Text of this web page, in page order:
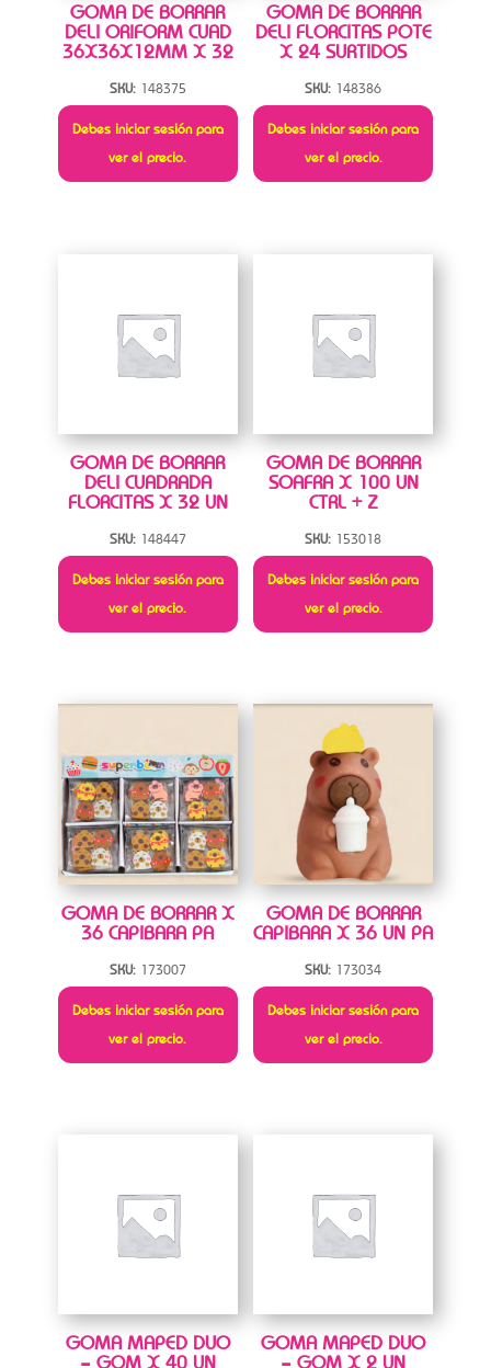
GOMA DE BORRAR
DELI ORIFORM CUAD
36X36X12MM X 32
SKU: 148375
Debes iniciar sesión para
ver el precio.
GOMA DE BORRAR
DELI FLORCITAS POTE
X 24 SURTIDOS
SKU: 148386
Debes iniciar sesión para
ver el precio.
GOMA DE BORRAR
DELI CUADRADA
FLORCITAS X 32 UN
SKU: 148447
Debes iniciar sesión para
ver el precio.
GOMA DE BORRAR
SOAFRA X 100 UN
CTRL + Z
SKU: 153018
Debes iniciar sesión para
ver el precio.
GOMA DE BORRAR X
36 CAPIBARA PA
SKU: 173007
Debes iniciar sesión para
ver el precio.
GOMA DE BORRAR
CAPIBARA X 36 UN PA
SKU: 173034
Debes iniciar sesión para
ver el precio.
GOMA MAPED DUO
GOMA MAPED DUO